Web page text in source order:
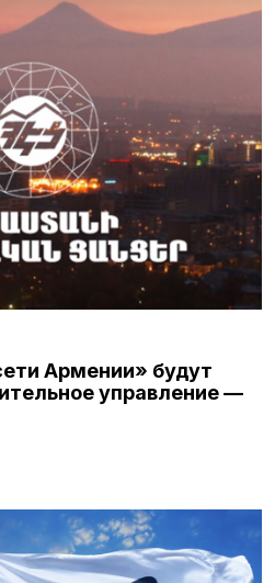
Армении» будут
управление —